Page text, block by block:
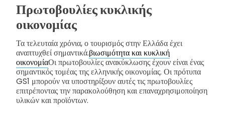
Πρωτοβουλίες κυκλικής
οικονομίας
Τα τελευταία χρόνια, ο τουρισμός στην Ελλάδα έχει
αναπτυχθεί σημαντικά.βιωσιμότητα και κυκλική
οικονομίαΟι πρωτοβουλίες ανακύκλωσης έχουν είναι ένας
σημαντικός τομέας της ελληνικής οικονομίας. Οι πρότυπα
GS1 μπορούν να υποστηρίξουν αυτές τις πρωτοβουλίες
επιτρέποντας την παρακολούθηση και επαναχρησιμοποίηση
υλικών και προϊόντων.